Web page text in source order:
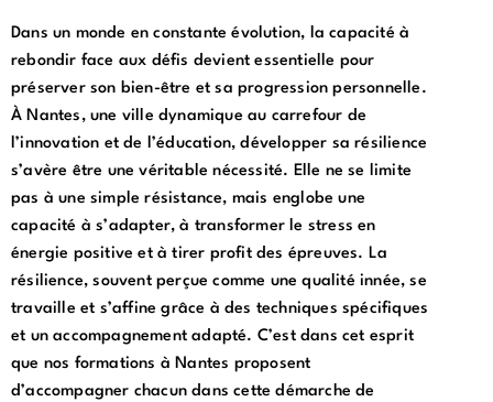
Dans un monde en constante évolution, la capacité à
rebondir face aux défis devient essentielle pour
préserver son bien-être et sa progression personnelle.
À Nantes, une ville dynamique au carrefour de
l’innovation et de l’éducation, développer sa résilience
s’avère être une véritable nécessité. Elle ne se limite
pas à une simple résistance, mais englobe une
capacité à s’adapter, à transformer le stress en
énergie positive et à tirer profit des épreuves. La
résilience, souvent perçue comme une qualité innée, se
travaille et s’affine grâce à des techniques spécifiques
et un accompagnement adapté. C’est dans cet esprit
que nos formations à Nantes proposent
d’accompagner chacun dans cette démarche de